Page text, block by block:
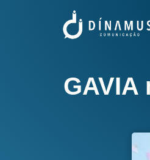
GAVIA